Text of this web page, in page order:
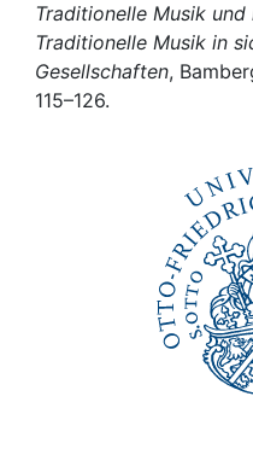
Awards
Traditionelle Musik
Traditionelle Musik in
Gesellschaften,
115–126.